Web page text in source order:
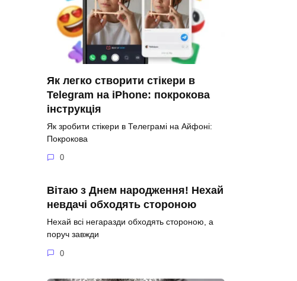
Як легко створити стікери в
Telegram на iPhone: покрокова
інструкція
Як зробити стікери в Телеграмі на Айфоні:
Покрокова
0
Вітаю з Днем народження! Нехай
невдачі обходять стороною
Нехай всі негаразди обходять стороною, а
поруч завжди
0